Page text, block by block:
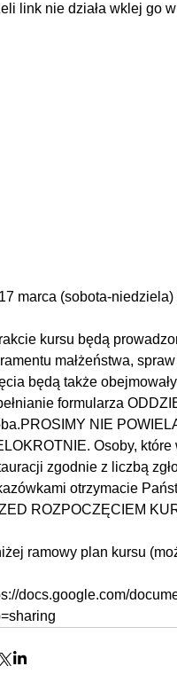
link nie działa wklej go
marca (sobota-niedziela)
kursu będą
małżeństwa,
będą także
formularza
NIE
Osoby,
zgodnie z liczbą
otrzymacie
ROZPOCZĘCIEM
ramowy plan kursu
docs.google.com/